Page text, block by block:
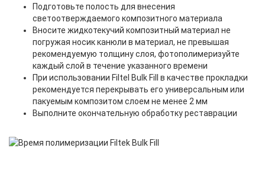
Подготовьте полость для внесения
светоотверждаемого композитного материала
Вносите жидкотекучий композитный материал не
погружая носик канюли в материал, не превышая
рекомендуемую толщину слоя, фотополимеризуйте
каждый слой в течение указанного времени
При использовании Filtel Bulk Fill в качестве прокладки
рекомендуется перекрывать его универсальным или
пакуемым композитом слоем не менее 2 мм
Выполните окончательную обработку реставрации